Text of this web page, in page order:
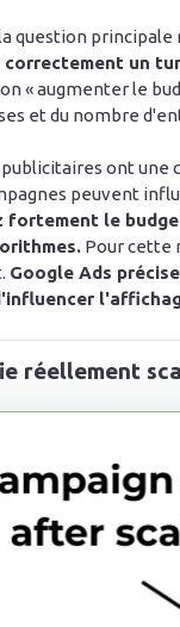
question principale
correctement un
« augmenter le
et du nombre
ont une
peuvent
fortement le
Pour cette
Google Ads
réellement